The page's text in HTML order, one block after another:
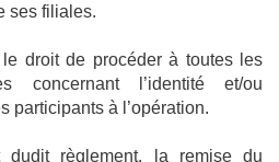
ses filiales.
droit de procéder à toutes les
concernant l’identité et/ou
participants à l’opération.
dudit règlement, la remise du